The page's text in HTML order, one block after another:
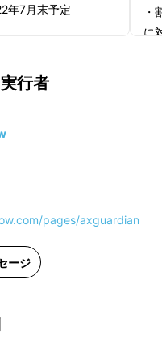
軽量でコンパクトだから
年7月末予定
い。
より量産効率が向
販売価格が販売予定
能性もございます。
等により出荷時期が
援購入様都合により
となった際は、着払
ますので、予めご了
た
・
に
行者
pages/axguardian
ージ